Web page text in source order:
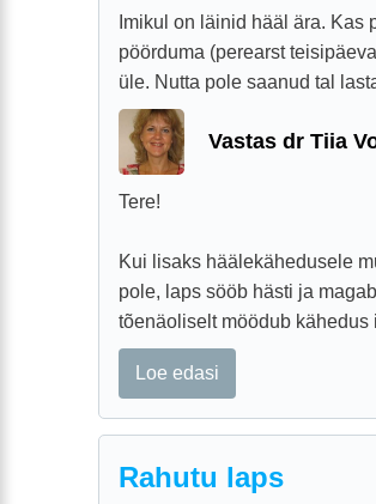
Imikul on läinid hääl ära. Kas
pöörduma (perearst
üle. Nutta pole saanud tal
Vastas dr Tiia
Tere!
Kui lisaks häälekähedusele
pole, laps sööb hästi ja
tõenäoliselt möödub kähedus
Loe edasi
Rahutu laps